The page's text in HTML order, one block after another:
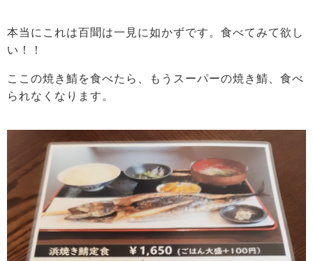
本当にこれは百聞は一見に如かずです。食べてみて欲し
い！！
ここの焼き鯖を食べたら、もうスーパーの焼き鯖、食べ
られなくなります。